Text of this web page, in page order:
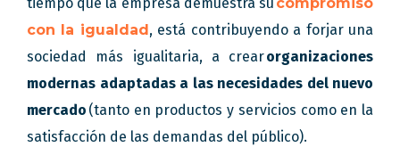
con la igualdad , está contribuyendo a forjar una
sociedad más igualitaria, a crearorganizaciones
modernas adaptadas a las necesidades del nuevo
mercado (tanto en productos y servicios como en la
satisfacción de las demandas del público).